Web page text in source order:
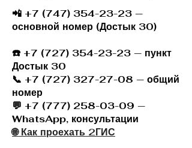
📲 +7 (747) 354-23-23 —
основной номер (Достык 30)
☎️ +7 (727) 354-23-23 — пункт
Достык 30
📞 +7 (727) 327-27-08 — общий
номер
💬 +7 (777) 258-03-09 —
WhatsApp, консультации
🌐 Как проехать 2ГИС